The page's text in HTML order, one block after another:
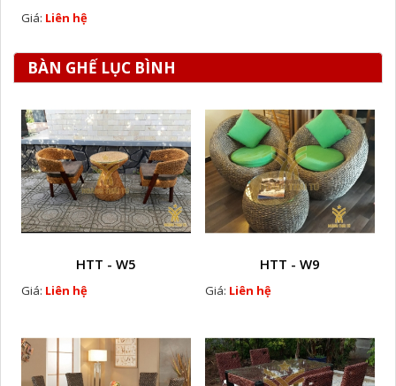
Giá: Liên hệ
BÀN GHẾ LỤC BÌNH
HTT - W5
Giá: Liên hệ
HTT - W9
Giá: Liên hệ